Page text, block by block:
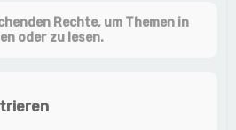
Rechte, um Themen in
oder zu lesen.